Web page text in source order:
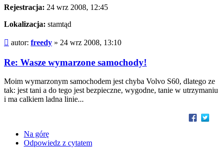
Rejestracja: 24 wrz 2008, 12:45
Lokalizacja: stamtąd
Post
autor: freedy » 24 wrz 2008, 13:10
Re: Wasze wymarzone samochody!
Moim wymarzonym samochodem jest chyba Volvo S60, dlatego ze
tak: jest tani a do tego jest bezpieczne, wygodne, tanie w utrzymaniu
i ma calkiem ladna linie...
Na górę
Odpowiedz z cytatem